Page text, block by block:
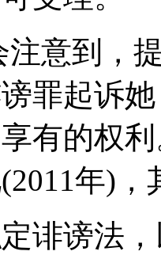
注意到，
罪起诉
有的权
年)，
诽谤法